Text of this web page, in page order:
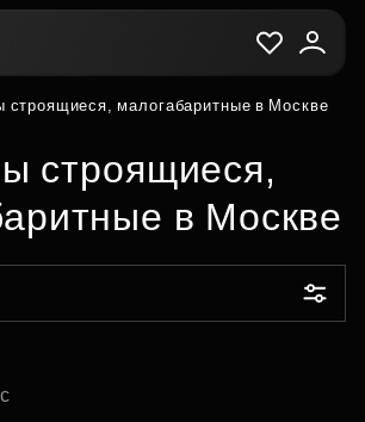
строящиеся, малогабаритные в Москве
строящиеся,
в Москве